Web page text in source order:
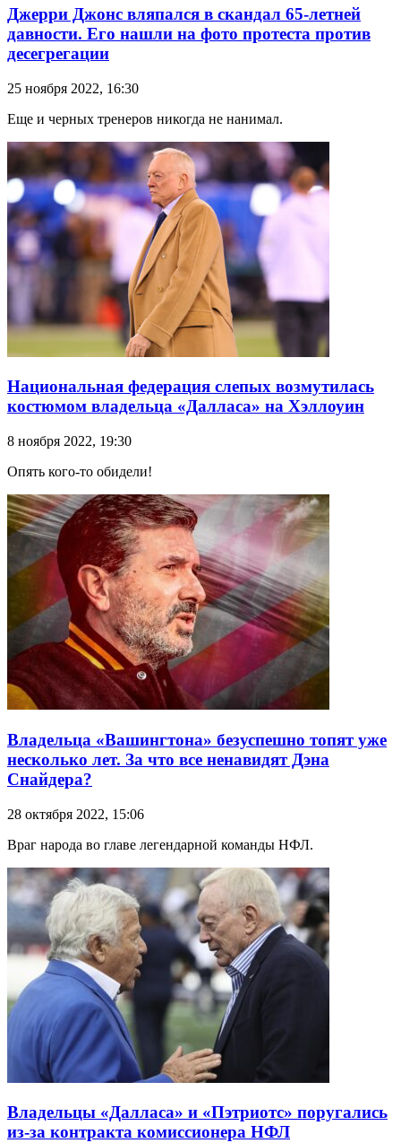
Джерри Джонс вляпался в скандал 65-летней
давности. Его нашли на фото протеста против
десегрегации
25 ноября 2022, 16:30
Еще и черных тренеров никогда не нанимал.
Национальная федерация слепых возмутилась
костюмом владельца «Далласа» на Хэллоуин
8 ноября 2022, 19:30
Опять кого-то обидели!
Владельца «Вашингтона» безуспешно топят уже
несколько лет. За что все ненавидят Дэна
Снайдера?
28 октября 2022, 15:06
Враг народа во главе легендарной команды НФЛ.
Владельцы «Далласа» и «Пэтриотс» поругались
из-за контракта комиссионера НФЛ